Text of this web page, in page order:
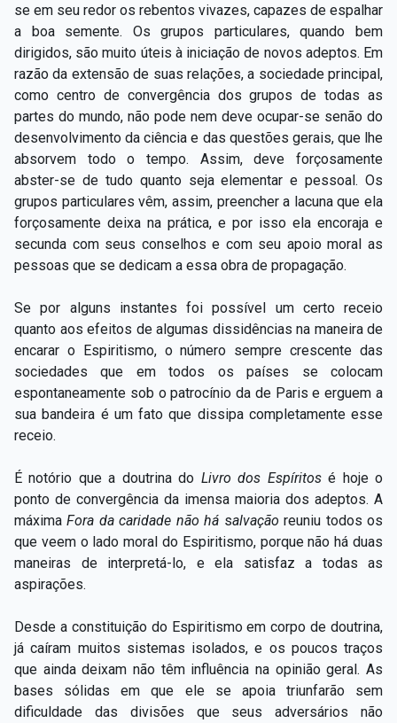
se em seu redor os rebentos vivazes, capazes de espalhar
a boa semente. Os grupos particulares, quando bem
dirigidos, são muito úteis à iniciação de novos adeptos. Em
razão da extensão de suas relações, a sociedade principal,
como centro de convergência dos grupos de todas as
partes do mundo, não pode nem deve ocupar-se senão do
desenvolvimento da ciência e das questões gerais, que lhe
absorvem todo o tempo. Assim, deve forçosamente
abster-se de tudo quanto seja elementar e pessoal. Os
grupos particulares vêm, assim, preencher a lacuna que ela
forçosamente deixa na prática, e por isso ela encoraja e
secunda com seus conselhos e com seu apoio moral as
pessoas que se dedicam a essa obra de propagação.
Se por alguns instantes foi possível um certo receio
quanto aos efeitos de algumas dissidências na maneira de
encarar o Espiritismo, o número sempre crescente das
sociedades que em todos os países se colocam
espontaneamente sob o patrocínio da de Paris e erguem a
sua bandeira é um fato que dissipa completamente esse
receio.
É notório que a doutrina do Livro dos Espíritosé hoje o
ponto de convergência da imensa maioria dos adeptos. A
máximaFora da caridade não há salvaçãoreuniu todos os
que veem o lado moral do Espiritismo, porque não há duas
maneiras de interpretá-lo, e ela satisfaz a todas as
aspirações.
Desde a constituição do Espiritismo em corpo de doutrina,
já caíram muitos sistemas isolados, e os poucos traços
que ainda deixam não têm influência na opinião geral. As
bases sólidas em que ele se apoia triunfarão sem
dificuldade das divisões que seus adversários não